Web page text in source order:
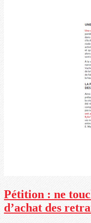
Pétition : ne
d’achat des